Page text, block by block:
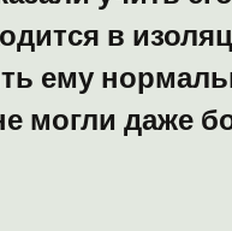
в
ему
могли даже